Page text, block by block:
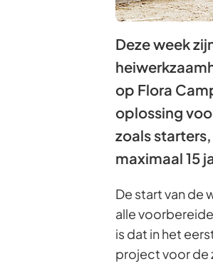
Deze week
op Flora
oplossing
zoals
maximaal 15
De start van de
alle
is dat in het
project voor de